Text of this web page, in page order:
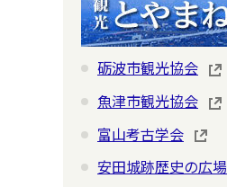
砺波市観光協会
魚津市観光協会
富山考古学会
安田城跡歴史の広場